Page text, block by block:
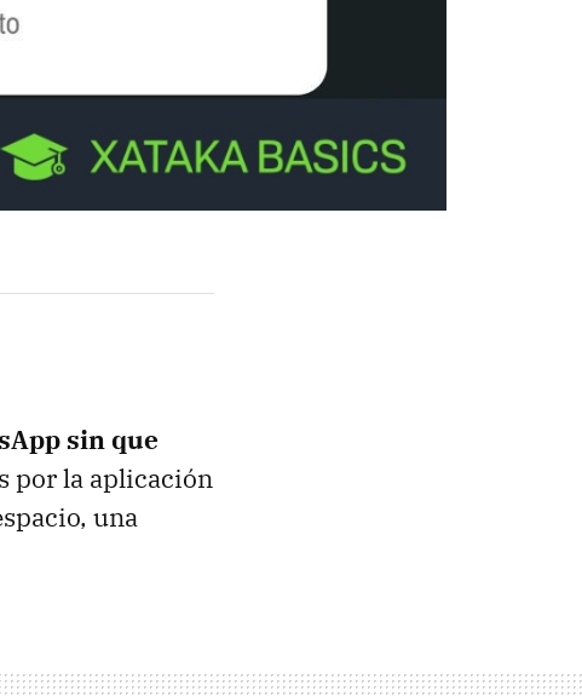
sin que
por la aplicación
una